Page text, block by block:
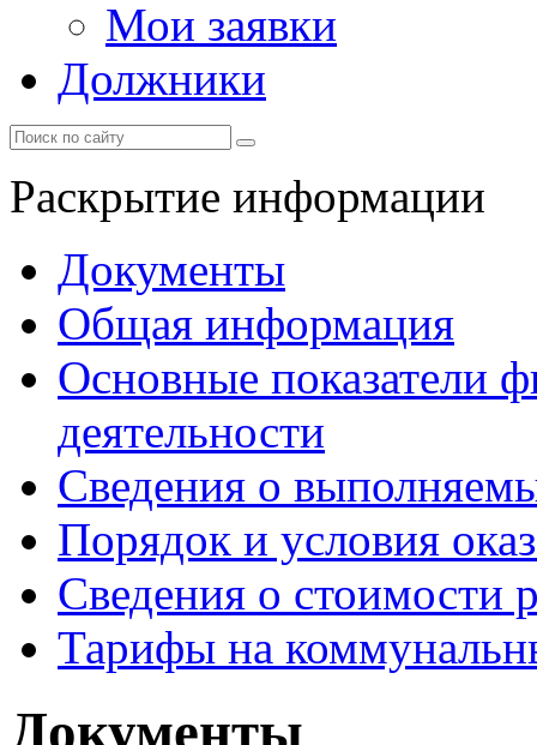
Мои заявки
Должники
Раскрытие информации
Документы
Общая информация
Основные показатели
деятельности
Сведения о
Порядок и условия
Сведения о стоимости
Тарифы на
Документы